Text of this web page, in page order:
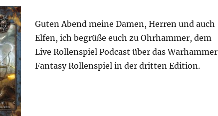
Guten Abend meine Damen, Herren und auch
Elfen, ich begrüße euch zu Ohrhammer, dem
Live Rollenspiel Podcast über das Warhammer
Fantasy Rollenspiel in der dritten Edition.